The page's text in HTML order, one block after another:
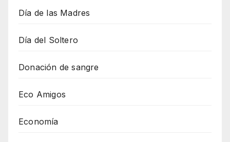
Día de las Madres
Día del Soltero
Donación de sangre
Eco Amigos
Economía